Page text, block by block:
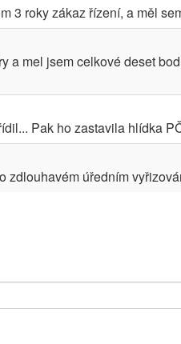
3 roky zákaz řízení, a měl
a mel jsem celkové deset
Pak ho zastavila hlídka
úředním